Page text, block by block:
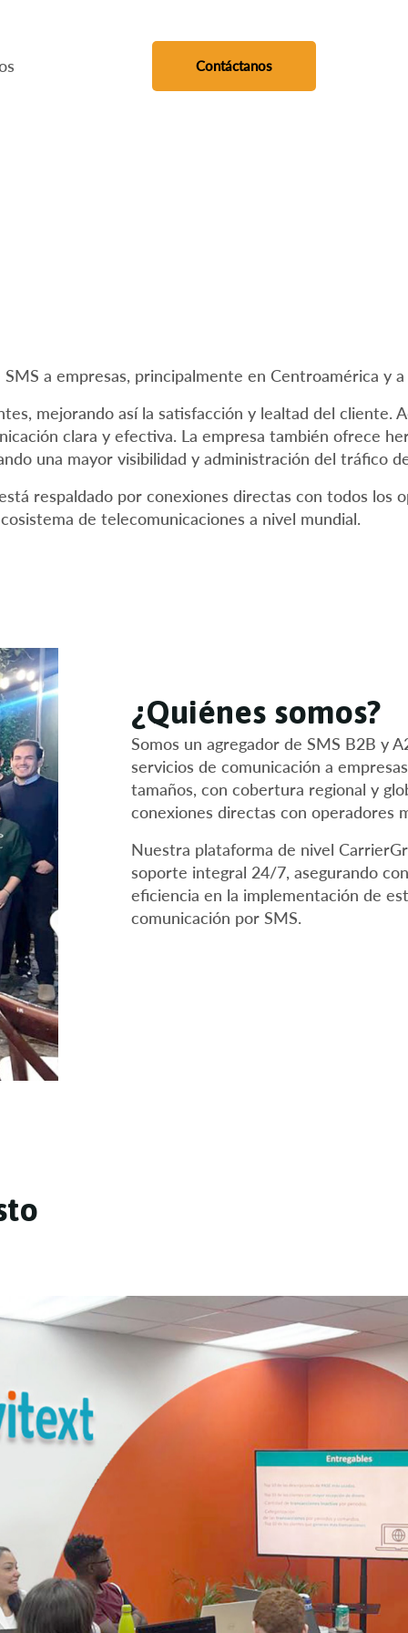
Contáctanos
a empresas, principalmente en Centroamérica y
mejorando así la satisfacción y lealtad del cliente.
clara y efectiva. La empresa también ofrece
una mayor visibilidad y administración del tráfico
respaldado por conexiones directas con todos los
de telecomunicaciones a nivel mundial.
¿Quiénes somos?
Somos un agregador de SMS B2B y
servicios de comunicación a
tamaños, con cobertura regional y
conexiones directas con operadores
Nuestra plataforma de nivel
soporte integral 24/7, asegurando
eficiencia en la implementación de
comunicación por SMS.
to